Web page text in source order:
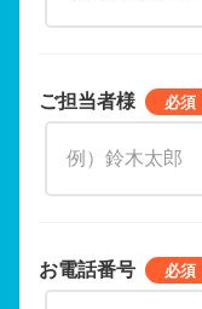
ご担当者様
お電話番号